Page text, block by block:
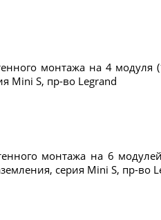
монтажа на 4 модуля
Mini S, пр-во Legrand
монтажа на 6
серия Mini S, пр-во